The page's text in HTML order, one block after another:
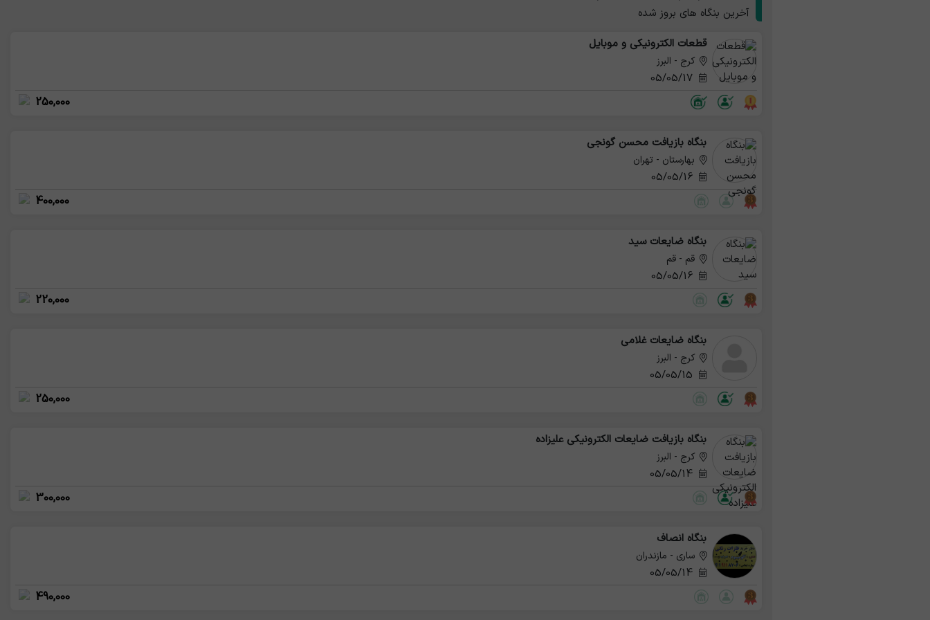
آخرین بنگاه های بروز شده
قطعات الکترونیکی و موبایل
کرج - البرز
250,000
بنگاه بازیافت محسن گونجی
بهارستان - تهران
400,000
بنگاه ضایعات سید
قم - قم
220,000
بنگاه ضایعات غلامی
کرج - البرز
250,000
بنگاه بازیافت ضایعات الکترونیکی علیزاده
کرج - البرز
300,000
بنگاه انصاف
ساری - مازندران
490,000